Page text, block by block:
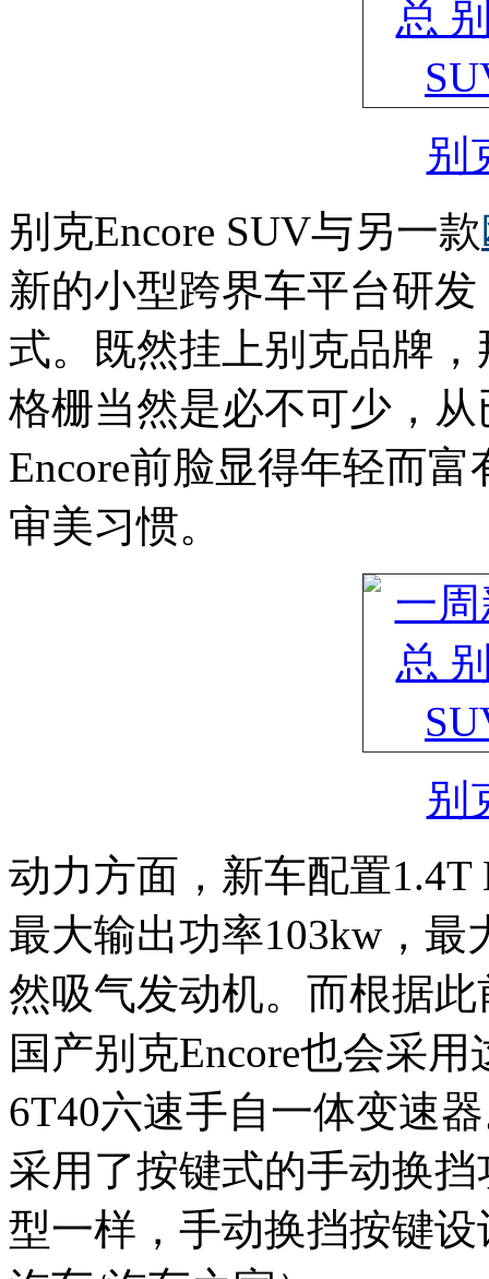
别
别克Encore SUV与另一款
新的小型跨界车平台研
式。既然挂上别克品牌
格栅当然是必不可少，
Encore前脸显得年轻而
审美习惯。
别
动力方面，新车配置1.4T
最大输出功率103kw，最
然吸气发动机。而根据
国产别克Encore也会采
6T40六速手自一体变速
采用了按键式的手动换
型一样，手动换挡按键